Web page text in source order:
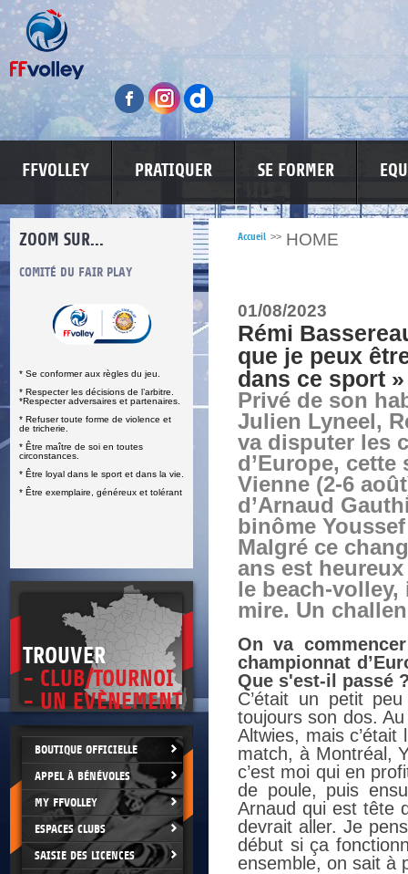
FFVOLLEY PRATIQUER SE FORMER
ZOOM SUR...
COMITÉ DU FAIR PLAY
* Se conformer aux règles du jeu.
* Respecter les décisions de l’arbitre.
*Respecter adversaires et partenaires.
* Refuser toute forme de violence et
de tricherie.
* Être maître de soi en toutes
circonstances.
* Être loyal dans le sport et dans la vie.
* Être exemplaire, généreux et tolérant
LUTTE CONTRE LES VIOLENCES
TROUVER
- CLUB/TOURNOI
- UN EVÈNEMENT
BOUTIQUE OFFICIELLE
APPEL À BÉNÉVOLES
MY FFVOLLEY
ESPACES CLUBS
SAISIE DES LICENCES
Accueil >> HOME
01/08/2023
Rémi
que je peux
dans ce sport »
Privé de son
Julien Lyneel,
va disputer les
d’Europe, cette
Vienne (2-6
d’Arnaud
binôme
Malgré ce
ans est
le beach-volley,
mire. Un
On va
championnat
Que s'est-il passé
C’était un petit
toujours son dos.
Altwies, mais
match, à Montréal,
c’est moi qui en
de poule, puis
Arnaud qui est tête
devrait aller. Je
début si ça
ensemble, on sait à